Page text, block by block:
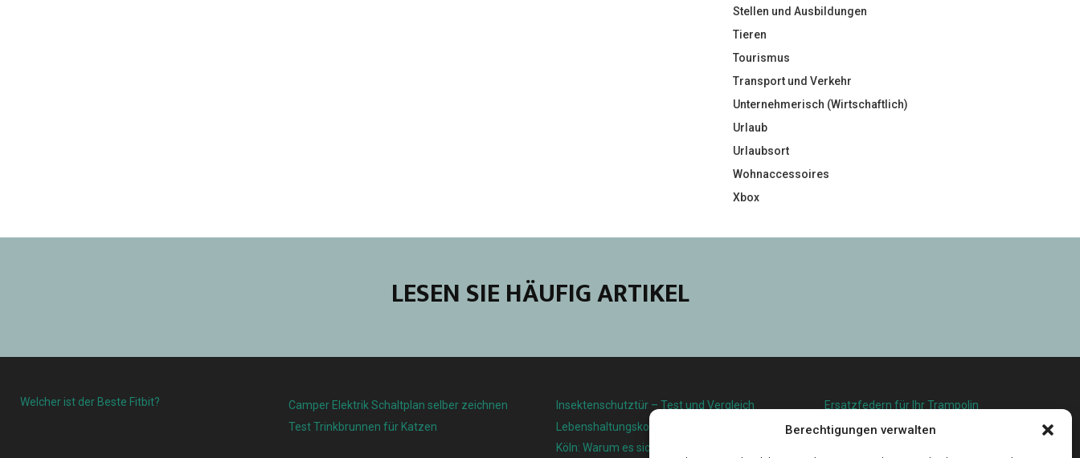
Berechtigungen verwalten
Stellen und Ausbildungen
Tieren
Tourismus
Transport und Verkehr
Unternehmerisch (Wirtschaftlich)
Urlaub
Urlaubsort
Wohnaccessoires
Xbox
LESEN SIE HÄUFIG ARTIKEL
Welcher ist der Beste Fitbit?
Camper Elektrik Schaltplan selber zeichnen
Test Trinkbrunnen für Katzen
Insektenschutztür – Test und Vergleich
Lebenshaltungskosten und Lebensqualität in
Köln: Warum es sich lohnt, hier zu leben
Ersatzfedern für Ihr Trampolin
Holländischer Stoffmarkt in Ihrer Nähe